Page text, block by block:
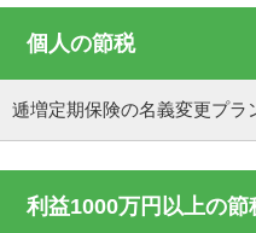
個人の節税
逓増定期保険の名義変更プラ
利益1000万円以上の節